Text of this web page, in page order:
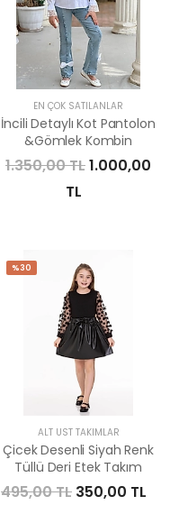
EN ÇOK SATILANLAR
İncili Detaylı Kot Pantolon
&Gömlek Kombin
1.350,00 TL1.000,00
TL
%30
ALT ÜST TAKIMLAR
Çicek Desenli Siyah Renk
Tüllü Deri Etek Takım
495,00 TL 350,00 TL